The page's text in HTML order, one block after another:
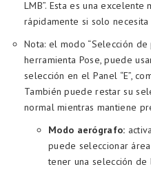
LMB”. Esta es una
rápidamente si solo
Nota: el modo “Selección de
herramienta Pose, puede
selección en el Panel “E”,
También puede restar su
normal mientras mantiene
Modo aerógrafo:
puede seleccionar
tener una selección de